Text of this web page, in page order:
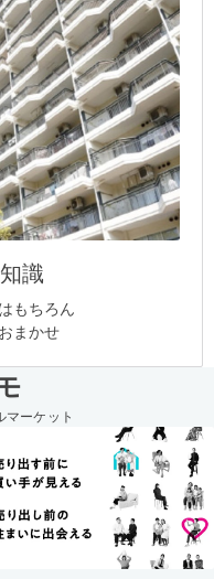
識
もちろん
まかせ
マーケット